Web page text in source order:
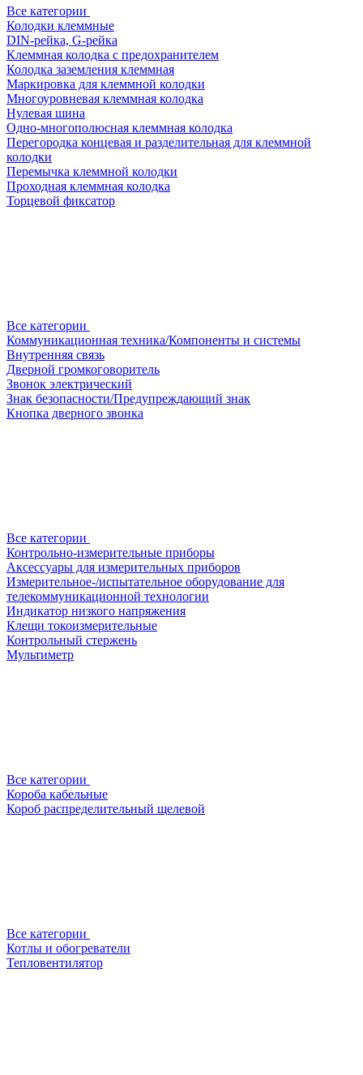
Все категории
Колодки клеммные
DIN-рейка, G-рейка
Клеммная колодка с предохранителем
Колодка заземления клеммная
Маркировка для клеммной колодки
Многоуровневая клеммная колодка
Нулевая шина
Одно-многополюсная клеммная колодка
Перегородка концевая и разделительная для клеммной
колодки
Перемычка клеммной колодки
Проходная клеммная колодка
Торцевой фиксатор
Все категории
Коммуникационная техника/Компоненты и системы
Внутренняя связь
Дверной громкоговоритель
Звонок электрический
Знак безопасности/Предупреждающий знак
Кнопка дверного звонка
Все категории
Контрольно-измерительные приборы
Аксессуары для измерительных приборов
Измерительное-/испытательное оборудование для
телекоммуникационной технологии
Индикатор низкого напряжения
Клещи токоизмерительные
Контрольный стержень
Мультиметр
Все категории
Короба кабельные
Короб распределительный щелевой
Все категории
Котлы и обогреватели
Тепловентилятор